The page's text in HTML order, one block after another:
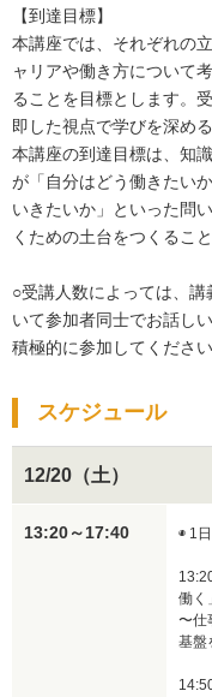
【到達目標】
本講座では、それぞれの
ャリアや働き方について
ることを目標とします。
即した視点で学びを深め
本講座の到達目標は、知
が「自分はどう働きたい
いきたいか」といった問
くための土台をつくるこ
○受講人数によっては、
いて参加者同士でお話し
積極的に参加してください
スケジュール
12/20（土）
13:20～17:40 ◉ 1
働く
〜仕
基盤